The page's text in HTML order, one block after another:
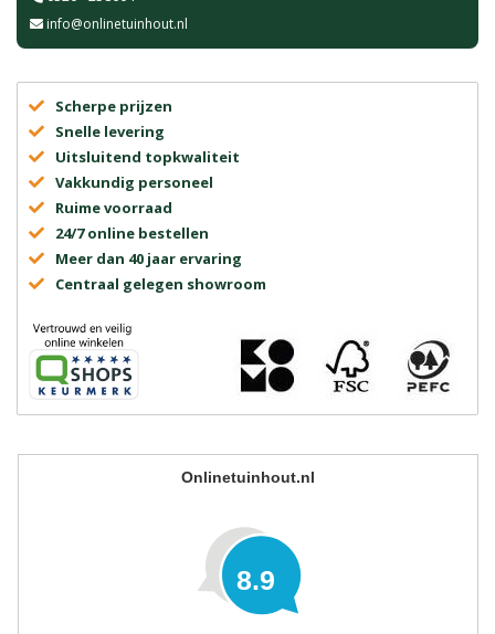
info@onlinetuinhout.nl
Scherpe prijzen
Snelle levering
Uitsluitend topkwaliteit
Vakkundig personeel
Ruime voorraad
24/7 online bestellen
Meer dan 40 jaar ervaring
Centraal gelegen showroom
Onlinetuinhout.nl
8.9